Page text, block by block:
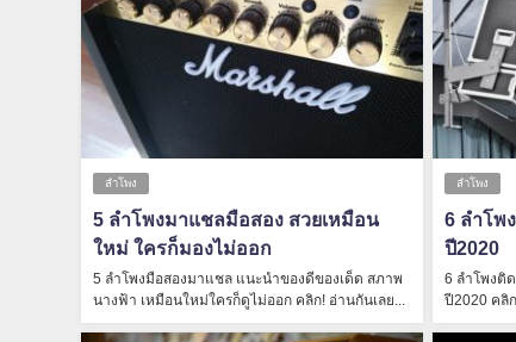
ลำโพง
5 ลําโพงมาแชลมือสอง สวยเหมือน
ใหม่ ใครก็มองไม่ออก
5 ลำโพงมือสองมาแชล แนะนำของดีของเด็ด สภาพ
นางฟ้า เหมือนใหม่ใครก็ดูไม่ออก คลิก! อ่านกันเลย...
ลำโพง
6 ลำโพ
ปี2020
6 ลำโพงติ
ปี2020 คลิก